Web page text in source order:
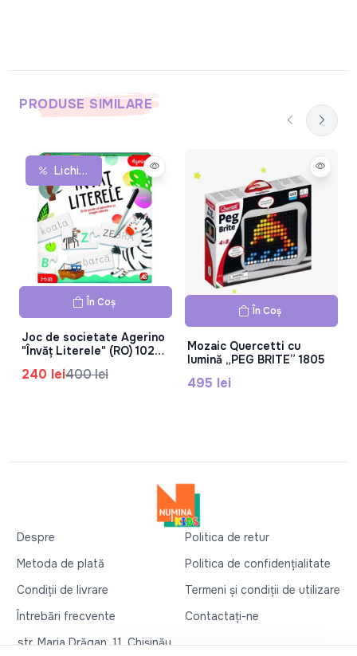
PRODUSE SIMILARE
Lichidare De Stoc
În Coș
Joc de societate Agerino
"Învăț Literele" (RO) 1024-
240 lei400 lei
În Coș
Mozaic Quercetti cu
lumină „PEG BRITE” 1805
495 lei
Despre
Politica de retur
Metoda de plată
Politica de confidențialitate
Condiții de livrare
Termeni și condiții de utilizare
Întrebări frecvente
Contactați-ne
str. Maria Drăgan, 11, Chișinău